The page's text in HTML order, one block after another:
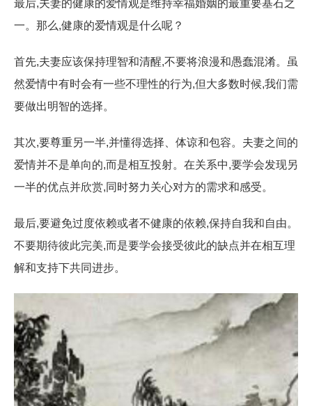
最后,夫妻的健康的爱情观是维持幸福婚姻的最重要基石之
一。那么,健康的爱情观是什么呢？
首先,夫妻应该保持理智和清醒,不要将浪漫和愚蠢混淆。虽
然爱情中有时会有一些不理性的行为,但大多数时候,我们需
要做出明智的选择。
其次,要尊重另一半,并懂得选择、体谅和包容。夫妻之间的
爱情并不是单向的,而是相互投射。在关系中,要学会发现另
一半的优点并欣赏,同时努力关心对方的需求和感受。
最后,要避免过度依赖或者不健康的依赖,保持自我和自由。
不要期待彼此完美,而是要学会接受彼此的缺点并在相互理
解和支持下共同进步。